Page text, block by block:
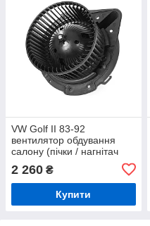
VW Golf II 83-92
вентилятор обдування
салону (пічки / нагнітач
2 260 ₴
Купити